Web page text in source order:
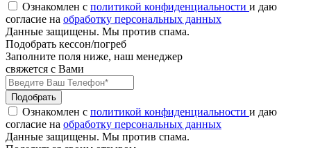
Ознакомлен с политикой конфиденциальности и даю
согласие на обработку персональных данных
Данные защищены. Мы против спама.
Подобрать кессон/погреб
Заполните поля ниже, наш менеджер
свяжется с Вами
Подобрать
Ознакомлен с политикой конфиденциальности и даю
согласие на обработку персональных данных
Данные защищены. Мы против спама.